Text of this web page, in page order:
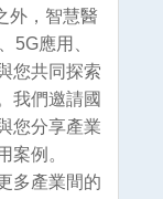
外，智慧醫
5G應用、
您共同探索
我們邀請國
您分享產業
案例。
多產業間的